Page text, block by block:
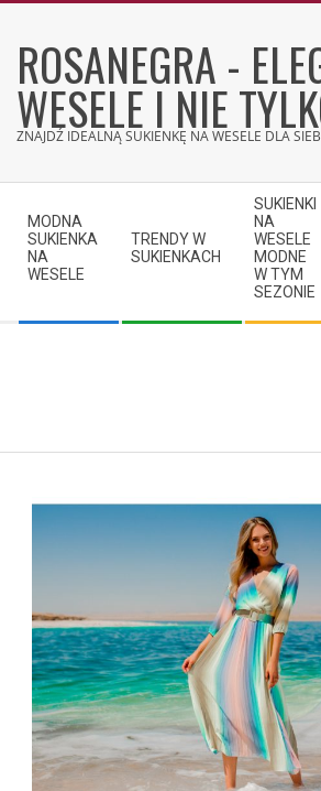
contentROSANEGRA -
WESELE I NIE
ZNAJDŹ IDEALNĄ SUKIENKĘ NA WESELE DLA
Navigation
Menu
MODNA
SUKIENKA
NA
WESELE
TRENDY W
SUKIENKACH
SUKIENKI
NA
WESELE
MODNE
W TYM
SEZONIE